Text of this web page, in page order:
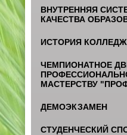
ВНУТРЕННЯЯ
КАЧЕСТВА
ИСТОРИЯ
ЧЕМПИОНАТНОЕ
МАСТЕРСТВУ
ДЕМОЭКЗАМЕН
СТУДЕНЧЕСКИЙ